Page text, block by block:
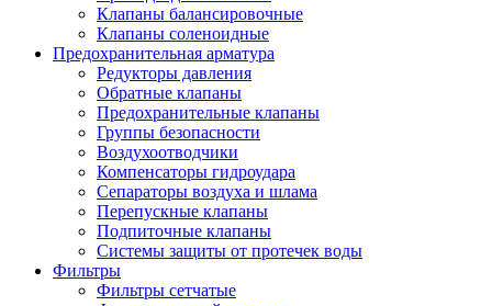
Клапаны балансировочные
Клапаны соленоидные
Предохранительная арматура
Редукторы давления
Обратные клапаны
Предохранительные клапаны
Группы безопасности
Воздухоотводчики
Компенсаторы гидроудара
Сепараторы воздуха и шлама
Перепускные клапаны
Подпиточные клапаны
Системы защиты от протечек воды
Фильтры
Фильтры сетчатые